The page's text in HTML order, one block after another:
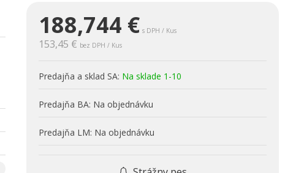
188,744 € s DPH / Kus
153,45 € bez DPH / Kus
Predajňa a sklad SA: Na sklade 1-10
Predajňa BA: Na objednávku
Predajňa LM: Na objednávku